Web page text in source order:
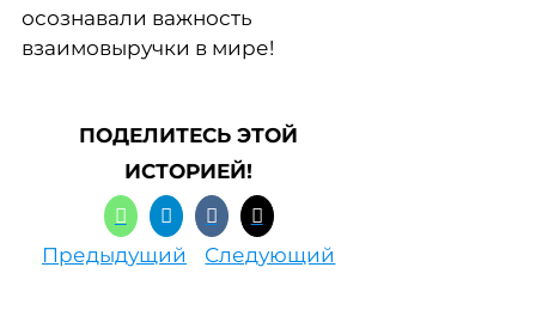
осознавали важность
взаимовыручки в мире!
ПОДЕЛИТЕСЬ ЭТОЙ
ИСТОРИЕЙ!
Предыдущий Следующий